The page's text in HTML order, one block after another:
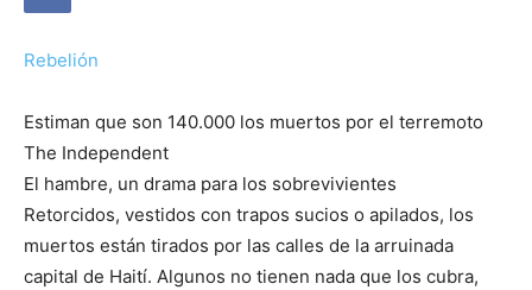
Rebelión
Estiman que son 140.000 los muertos por el terremoto
The Independent
El hambre, un drama para los sobrevivientes
Retorcidos, vestidos con trapos sucios o apilados, los
muertos están tirados por las calles de la arruinada
capital de Haití. Algunos no tienen nada que los cubra,